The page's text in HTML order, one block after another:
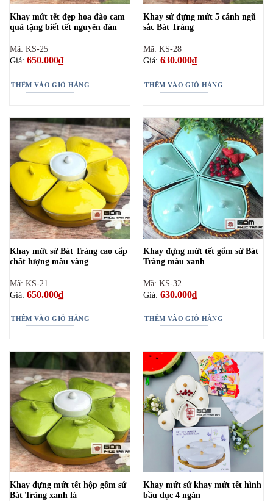
Khay mứt tết đẹp hoa đào cam
quà tặng biết tết nguyên đán
Mã: KS-25
Giá: 650.000₫
THÊM VÀO GIỎ HÀNG
Khay sứ đựng mứt 5 cánh ngũ
sắc Bát Tràng
Mã: KS-28
Giá: 630.000₫
THÊM VÀO GIỎ HÀNG
Khay mứt sứ Bát Tràng cao cấp
chất lượng màu vàng
Mã: KS-21
Giá: 650.000₫
THÊM VÀO GIỎ HÀNG
Khay đựng mứt tết gốm sứ Bát
Tràng màu xanh
Mã: KS-32
Giá: 630.000₫
THÊM VÀO GIỎ HÀNG
Khay đựng mứt tết hộp gốm sứ
Bát Tràng xanh lá
Khay mứt sứ khay mứt tết hình
bầu dục 4 ngăn